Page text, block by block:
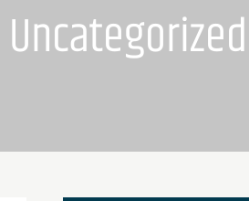
Uncategorized